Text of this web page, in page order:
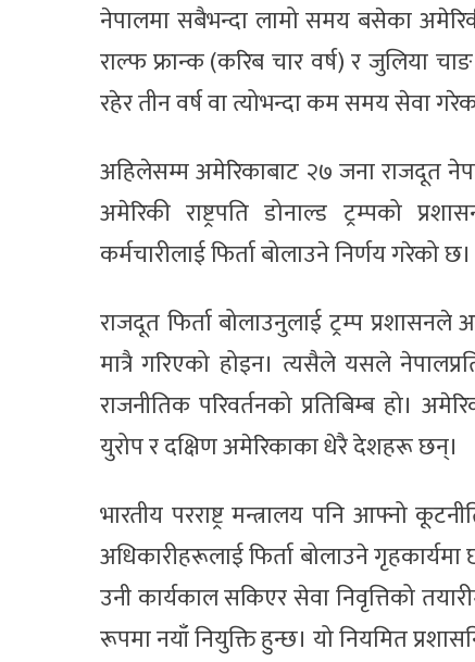
नेपालमा सबैभन्दा लामो समय बसेका
राल्फ फ्रान्क (करिब चार वर्ष) र जुलिया
रहेर तीन वर्ष वा त्योभन्दा कम समय सेवा
अहिलेसम्म अमेरिकाबाट २७ जना राजदूत
अमेरिकी राष्ट्रपति डोनाल्ड ट्रम्पको
कर्मचारीलाई फिर्ता बोलाउने निर्णय गरेको
राजदूत फिर्ता बोलाउनुलाई ट्रम्प
मात्रै गरिएको होइन। त्यसैले यसले
राजनीतिक परिवर्तनको प्रतिबिम्ब हो।
युरोप र दक्षिण अमेरिकाका धेरै देशहरू छन्।
भारतीय परराष्ट्र मन्त्रालय पनि आफ्नो
अधिकारीहरूलाई फिर्ता बोलाउने
उनी कार्यकाल सकिएर सेवा निवृत्तिको
रूपमा नयाँ नियुक्ति हुन्छ। यो नियमित